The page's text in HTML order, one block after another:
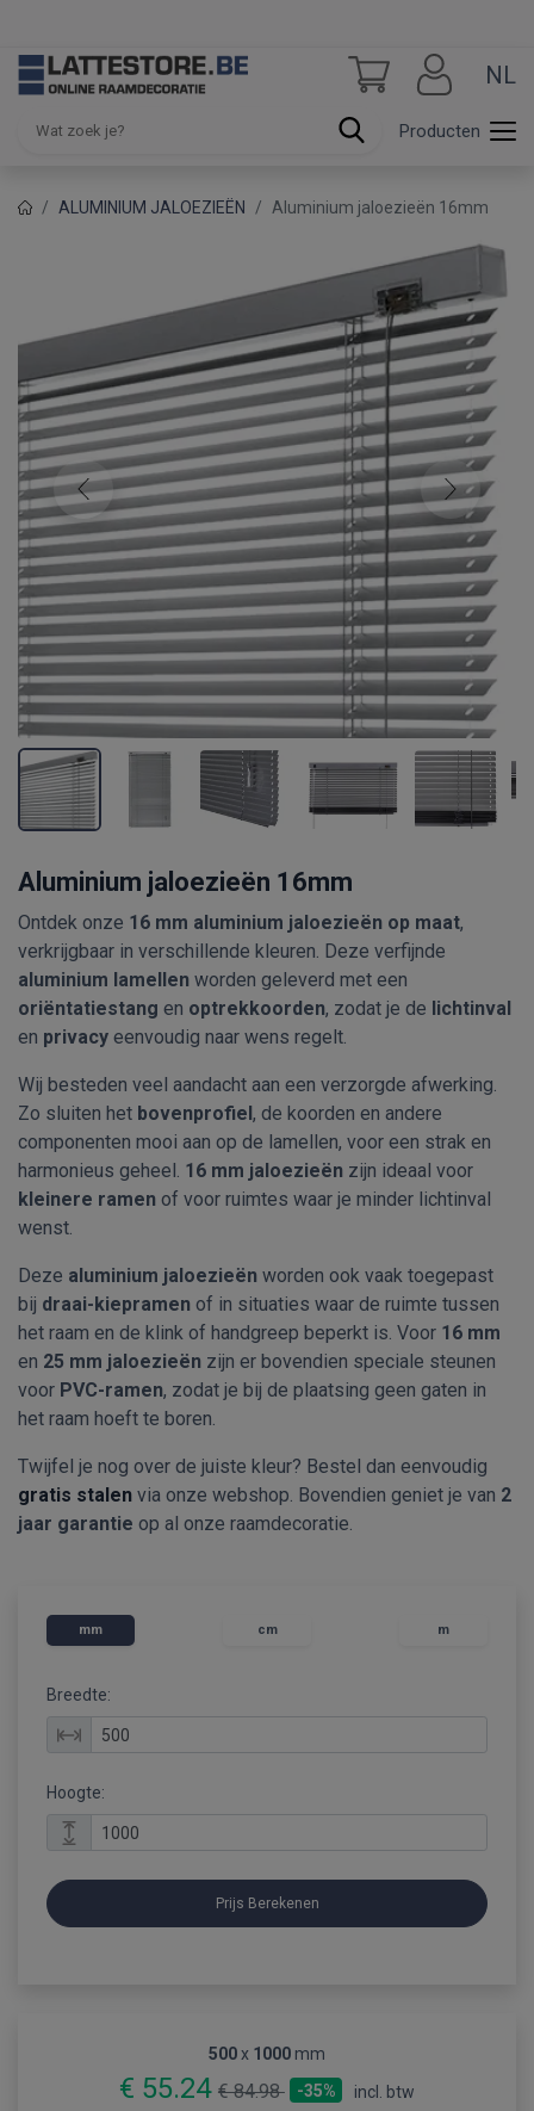
Producten
NL
ALUMINIUM JALOEZIEËN Aluminium jaloezieën 16mm
Aluminium jaloezieën 16mm
Ontdek onze 16 mm aluminium jaloezieën op maat,
verkrijgbaar in verschillende kleuren. Deze verfijnde
aluminium lamellen worden geleverd met een
oriëntatiestang en optrekkoorden, zodat je de lichtinval
en privacy eenvoudig naar wens regelt.
Wij besteden veel aandacht aan een verzorgde afwerking.
Zo sluiten het bovenprofiel, de koorden en andere
componenten mooi aan op de lamellen, voor een strak en
harmonieus geheel. 16 mm jaloezieën zijn ideaal voor
kleinere ramen of voor ruimtes waar je minder lichtinval
wenst.
Deze aluminium jaloezieën worden ook vaak toegepast
bij draai-kiepramen of in situaties waar de ruimte tussen
het raam en de klink of handgreep beperkt is. Voor 16 mm
en 25 mm jaloezieën zijn er bovendien speciale steunen
voor PVC-ramen, zodat je bij de plaatsing geen gaten in
het raam hoeft te boren.
Twijfel je nog over de juiste kleur? Bestel dan eenvoudig
gratis stalen via onze webshop. Bovendien geniet je van 2
jaar garantie op al onze raamdecoratie.
mm cm m
Breedte:
Hoogte:
Prijs Berekenen
500x 1000 mm
€ 55.24 € 84.98 -35% incl. btw